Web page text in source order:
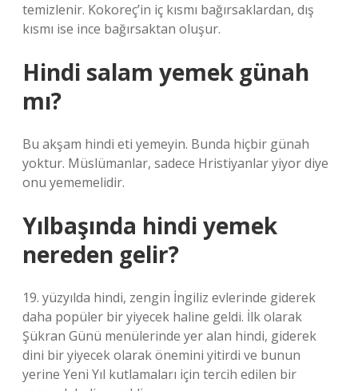
temizlenir. Kokoreç’in iç kısmı bağırsaklardan, dış
kısmı ise ince bağırsaktan oluşur.
Hindi salam yemek günah
mı?
Bu akşam hindi eti yemeyin. Bunda hiçbir günah
yoktur. Müslümanlar, sadece Hristiyanlar yiyor diye
onu yememelidir.
Yılbaşında hindi yemek
nereden gelir?
19. yüzyılda hindi, zengin İngiliz evlerinde giderek
daha popüler bir yiyecek haline geldi. İlk olarak
Şükran Günü menülerinde yer alan hindi, giderek
dini bir yiyecek olarak önemini yitirdi ve bunun
yerine Yeni Yıl kutlamaları için tercih edilen bir